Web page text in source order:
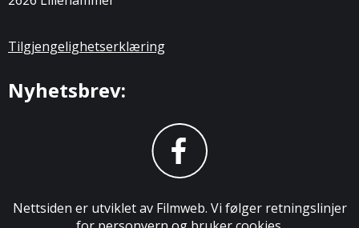
Tilgjengelighetserklæring
Nyhetsbrev:
Nettsiden er utviklet av Filmweb. Vi følger retningslinjer